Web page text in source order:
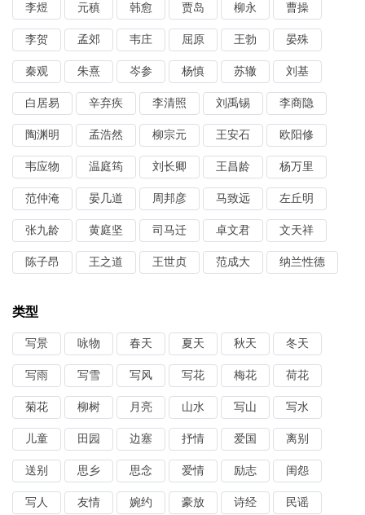
李煜 元稹 韩愈 贾岛 柳永 曹操
李贺 孟郊 韦庄 屈原 王勃 晏殊
秦观 朱熹 岑参 杨慎 苏辙 刘基
白居易 辛弃疾 李清照 刘禹锡 李商隐
陶渊明 孟浩然 柳宗元 王安石 欧阳修
韦应物 温庭筠 刘长卿 王昌龄 杨万里
范仲淹 晏几道 周邦彦 马致远 左丘明
张九龄 黄庭坚 司马迁 卓文君 文天祥
陈子昂 王之道 王世贞 范成大 纳兰性德
类型
写景 咏物 春天 夏天 秋天 冬天
写雨 写雪 写风 写花 梅花 荷花
菊花 柳树 月亮 山水 写山 写水
儿童 田园 边塞 抒情 爱国 离别
送别 思乡 思念 爱情 励志 闺怨
写人 友情 婉约 豪放 诗经 民谣